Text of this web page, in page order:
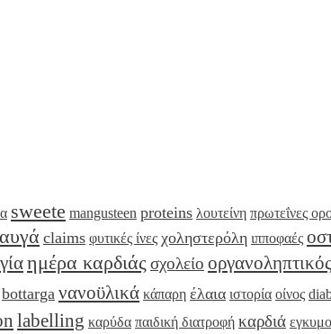
sweete mangusteen proteins λουτείνη πρωτεΐνες
αυγά claims φυτικές ίνες χοληστερόλη ιπποφαές
ημέρα καρδιάς σχολείο
bottarga νανοϋλικά κάπαρη έλαια ιστορία οίνος
labelling καρύδα παιδική διατροφή καρδιά